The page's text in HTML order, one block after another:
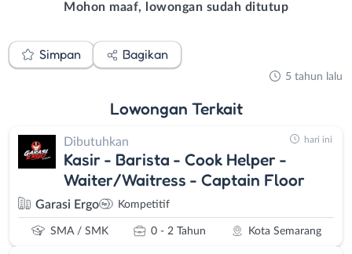
Mohon maaf, lowongan sudah ditutup
Simpan Bagikan
5 tahun lalu
Lowongan Terkait
Dibutuhkan
Kasir - Barista - Cook Helper -
Waiter/Waitress - Captain Floor
Garasi Ergo Kompetitif
SMA / SMK 0 - 2 Tahun Kota Semarang
hari ini